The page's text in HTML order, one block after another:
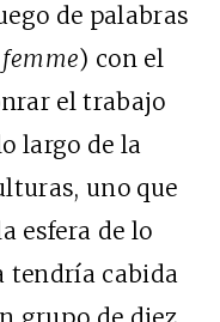
de palabras
femme) con el
el trabajo
largo de la
uno que
esfera de lo
tendría cabida